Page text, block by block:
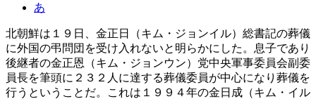
あ
北朝鮮は１９日、金正日（キム・ジョンイル）総書記の葬儀
に外国の弔問団を受け入れないと明らかにした。息子であり
後継者の金正恩（キム・ジョンウン）党中央軍事委員会副委
員長を筆頭に２３２人に達する葬儀委員が中心になり葬儀を
行うということだ。これは１９９４年の金日成（キム・イル